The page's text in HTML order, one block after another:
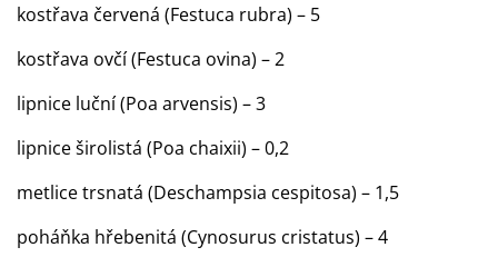
kostřava červená (Festuca rubra) – 5
kostřava ovčí (Festuca ovina) – 2
lipnice luční (Poa arvensis) – 3
lipnice širolistá (Poa chaixii) – 0,2
metlice trsnatá (Deschampsia cespitosa) – 1,5
poháňka hřebenitá (Cynosurus cristatus) – 4